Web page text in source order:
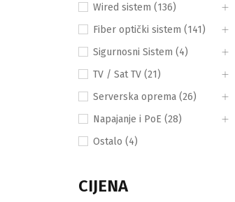
Wired sistem (136)
Fiber optički sistem (141)
Sigurnosni Sistem (4)
TV / Sat TV (21)
Serverska oprema (26)
Napajanje i PoE (28)
Ostalo (4)
CIJENA